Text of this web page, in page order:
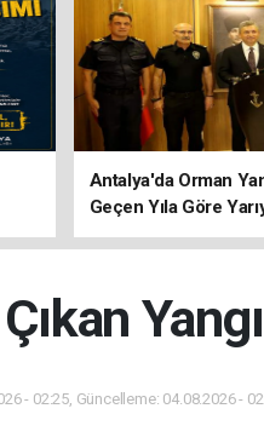
Antalya'da Orman
Geçen Yıla Göre
- 02:25, Güncelleme: 04.08.2026 -